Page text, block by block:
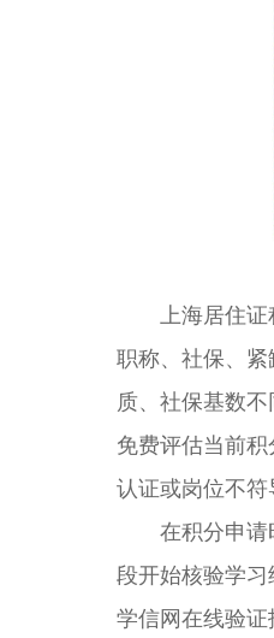
上海居住证积
职称、社保、
质、社保基数
免费评估当前
认证或岗位不符
在积分申请时
段开始核验学
学信网在线验